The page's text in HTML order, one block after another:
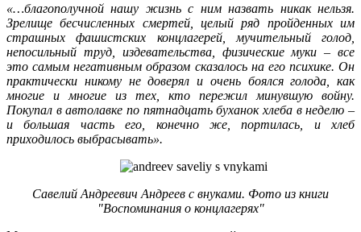
«…благополучной нашу жизнь с ним назвать никак нельзя.
Зрелище бесчисленных смертей, целый ряд пройденных им
страшных фашистских концлагерей, мучительный голод,
непосильный труд, издевательства, физические муки – все
это самым негативным образом сказалось на его психике. Он
практически никому не доверял и очень боялся голода, как
многие и многие из тех, кто пережил минувшую войну.
Покупал в автолавке по пятнадцать буханок хлеба в неделю –
и большая часть его, конечно же, портилась, и хлеб
приходилось выбрасывать».
Савелий Андреевич Андреев с внуками. Фото из книги
"Воспоминания о концлагерях"